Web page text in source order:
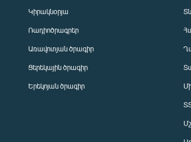
Կիրակնօրյա
Ռադիոծրագրեր
Առավոտյան ծրագիր
Ցերեկային ծրագիր
Երեկոյան ծրագիր